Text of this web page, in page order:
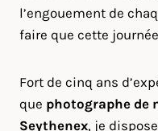
l’engouement de
faire que cette
Fort de cinq ans
que photographe de
Seythenex, je